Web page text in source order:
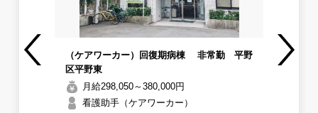
Previous
（ケアワーカー）回復期病棟 非常勤 平野
区平野東
月給298,050～380,000円
看護助手（ケアワーカー）